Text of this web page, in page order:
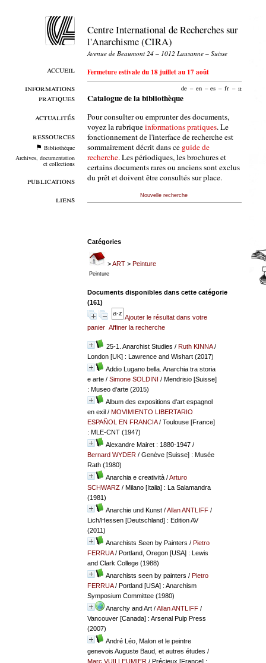
accueil
informations
pratiques
actualités
ressources
Bibliothèque
Archives, documentation
et collections
publications
liens
Centre International de Recherches sur
l'Anarchisme (CIRA)
Avenue de Beaumont 24 – 1012 Lausanne – Suisse
Fermeture estivale du 18 juillet au 17 août
de – en – es – fr – it
Catalogue de la bibliothèque
Pour consulter ou emprunter des documents,
voyez la rubriqueinformations pratiques. Le
fonctionnement de l'interface de recherche est
sommairement décrit dans ce guide de
recherche. Les périodiques, les brochures et
certains documents rares ou anciens sont exclus
du prêt et doivent être consultés sur place.
Nouvelle recherche
Catégories
>ART> Peinture
Peinture
Documents disponibles dans cette catégorie
(161)
Ajouter le résultat dans votre
panier Affiner la recherche
25-1. Anarchist Studies / Ruth KINNA/
London [UK] : Lawrence and Wishart (2017)
Addio Lugano bella. Anarchia tra storia
e arte/ Simone SOLDINI / Mendrisio [Suisse]
: Museo d'arte (2015)
Album des expositions d'art espagnol
en exil/ MOVIMIENTO LIBERTARIO
ESPAÑOL EN FRANCIA/ Toulouse [France]
: MLE-CNT (1947)
Alexandre Mairet : 1880-1947/
Bernard WYDER/ Genève [Suisse] : Musée
Rath (1980)
Anarchia e creatività/Arturo
SCHWARZ/ Milano [Italia] : La Salamandra
(1981)
Anarchie und Kunst/Allan ANTLIFF/
Lich/Hessen [Deutschland] : Edition AV
(2011)
Anarchists Seen by Painters / Pietro
FERRUA/ Portland, Oregon [USA] : Lewis
and Clark College (1988)
Anarchists seen by painters / Pietro
FERRUA/ Portland [USA] : Anarchism
Symposium Committee (1980)
Anarchy and Art/Allan ANTLIFF/
Vancouver [Canada] : Arsenal Pulp Press
(2007)
André Léo, Malon et le peintre
genevois Auguste Baud, et autres études /
Marc VUILLEUMIER/ Précieux [France] :